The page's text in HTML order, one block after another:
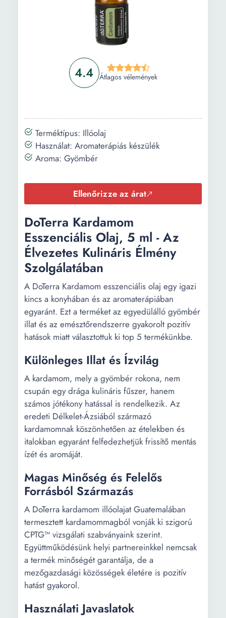
4.4 Átlagos vélemények
Terméktípus: Illóolaj
Használat: Aromaterápiás készülék
Aroma: Gyömbér
Ellenőrizze az árat
DoTerra Kardamom
Esszenciális Olaj, 5 ml - Az
Élvezetes Kulináris Élmény
Szolgálatában
A DoTerra Kardamom esszenciális olaj egy igazi
kincs a konyhában és az aromaterápiában
egyaránt. Ezt a terméket az egyedülálló gyömbér
illat és az emésztőrendszerre gyakorolt pozitív
hatások miatt választottuk ki top 5 termékünkbe.
Különleges Illat és Ízvilág
A kardamom, mely a gyömbér rokona, nem
csupán egy drága kulináris fűszer, hanem
számos jótékony hatással is rendelkezik. Az
eredeti Délkelet-Ázsiából származó
kardamomnak köszönhetően az ételekben és
italokban egyaránt felfedezhetjük frissítő mentás
ízét és aromáját.
Magas Minőség és Felelős
Forrásból Származás
A DoTerra kardamom illóolajat Guatemalában
termesztett kardamommagból vonják ki szigorú
CPTG™ vizsgálati szabványaink szerint.
Együttműködésünk helyi partnereinkkel nemcsak
a termék minőségét garantálja, de a
mezőgazdasági közösségek életére is pozitív
hatást gyakorol.
Használati Javaslatok